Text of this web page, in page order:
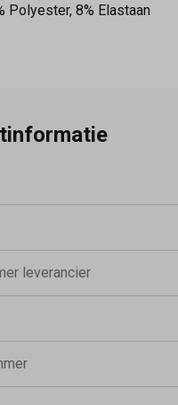
Polyester, 8% Elastaan
leverancier